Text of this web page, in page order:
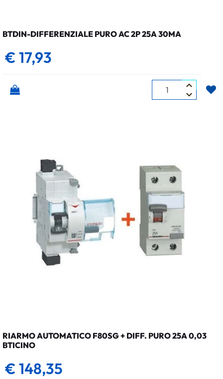
BTDIN-DIFFERENZIALE PURO AC 2P 25A 30MA
€ 17,93
Quantità
RIARMO AUTOMATICO F80SG + DIFF. PURO 25A 0,03
BTICINO
€ 148,35